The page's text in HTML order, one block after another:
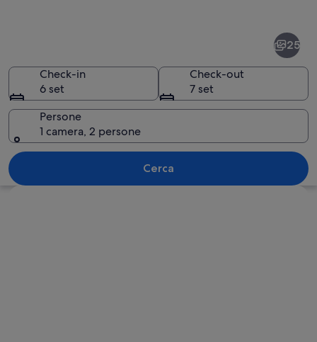
Una spiaggia affollata con
25
Check-in
6 set
Check-out
7 set
Persone
1 camera, 2 persone
Cerca